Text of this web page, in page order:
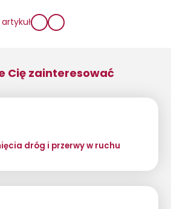
Cię zainteresować
dróg i przerwy w ruchu